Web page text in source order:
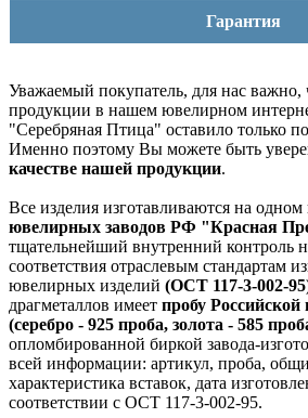
Гарантия
Уважаемый покупатель, для нас важно,
продукции в нашем ювелирном
"Серебряная Птица" оставило только
Именно поэтому Вы можете быть
качестве нашей продукции.
Все изделия изготавливаются на одном
ювелирных заводов РФ "Красная
тщательнейший внутренний контроль
соответствия отраслевым стандартам
ювелирных изделий (ОСТ 117-3-002-
драгметаллов имеет пробу
(серебро - 925 проба, золота - 585
опломбированной биркой завода-
всей информации: артикул, проба,
характеристика вставок, дата
соответствии с ОСТ 117-3-002-95.